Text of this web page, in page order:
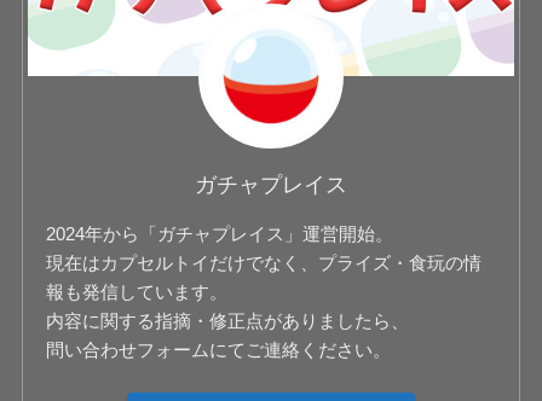
ガチャプレイス
2024年から「ガチャプレイス」運営開始。
現在はカプセルトイだけでなく、プライズ・食玩の情
報も発信しています。
内容に関する指摘・修正点がありましたら、
問い合わせフォームにてご連絡ください。